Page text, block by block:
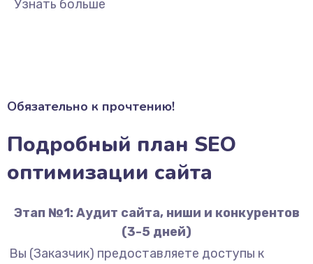
Узнать больше
Обязательно к прочтению!
Подробный план SEO
оптимизации сайта
Этап №1: Аудит сайта, ниши и конкурентов
(3-5 дней)
Вы (Заказчик) предоставляете доступы к